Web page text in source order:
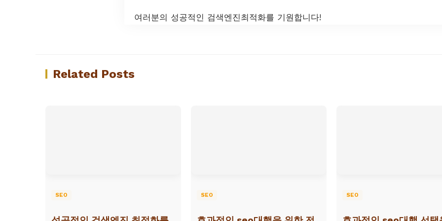
여러분의 성공적인 검색엔진최적화를 기원합니다!
Related Posts
SEO SEO SEO